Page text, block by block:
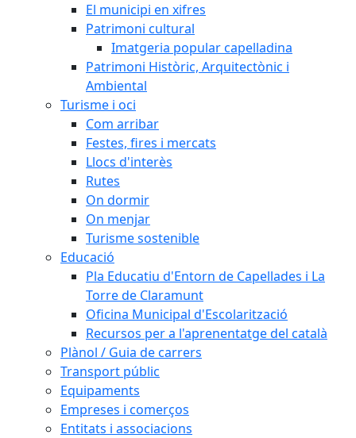
El municipi en xifres
Patrimoni cultural
Imatgeria popular capelladina
Patrimoni Històric, Arquitectònic i
Ambiental
Turisme i oci
Com arribar
Festes, fires i mercats
Llocs d'interès
Rutes
On dormir
On menjar
Turisme sostenible
Educació
Pla Educatiu d'Entorn de Capellades i La
Torre de Claramunt
Oficina Municipal d'Escolarització
Recursos per a l'aprenentatge del català
Plànol / Guia de carrers
Transport públic
Equipaments
Empreses i comerços
Entitats i associacions